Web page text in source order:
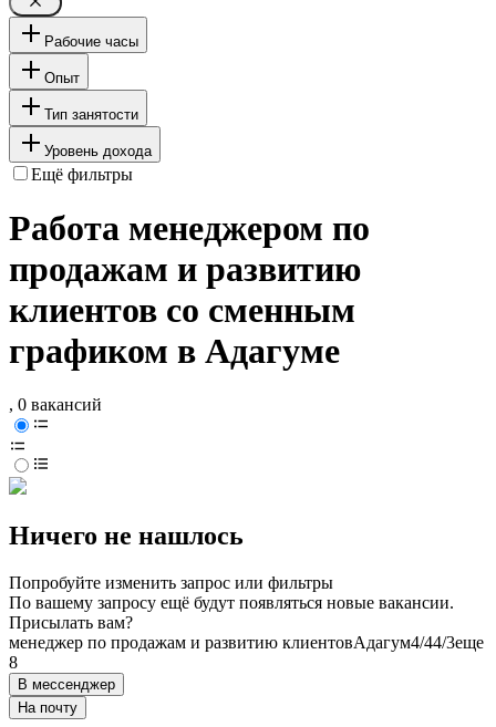
Рабочие часы
Опыт
Тип занятости
Уровень дохода
Ещё фильтры
Работа менеджером по
продажам и развитию
клиентов со сменным
графиком в Адагуме
, 0 вакансий
Ничего не нашлось
Попробуйте изменить запрос или фильтры
По вашему запросу ещё будут появляться новые вакансии.
Присылать вам?
менеджер по продажам и развитию клиентовАдагум4/44/3еще
8
В мессенджер
На почту